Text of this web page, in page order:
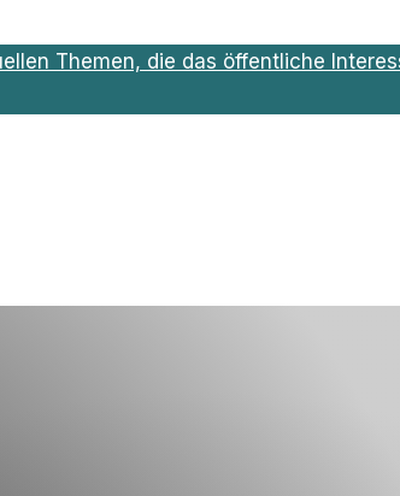
Themen, die das öffentliche